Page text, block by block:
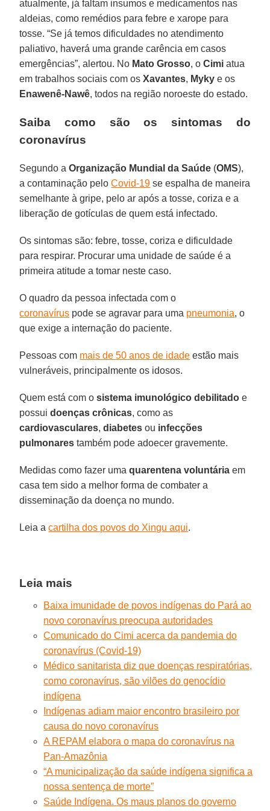
atualmente, já faltam insumos e medicamentos nas
aldeias, como remédios para febre e xarope para
tosse. “Se já temos dificuldades no atendimento
paliativo, haverá uma grande carência em casos
emergências”, alertou. No Mato Grosso, oCimi atua
em trabalhos sociais com osXavantes, Myky e os
Enawenê-Nawê, todos na região noroeste do estado.
Saiba como são os sintomas do
coronavírus
Segundo aOrganização Mundial da Saúde (OMS),
a contaminação peloCovid-19 se espalha de maneira
semelhante à gripe, pelo ar após a tosse, coriza e a
liberação de gotículas de quem está infectado.
Os sintomas são: febre, tosse, coriza e dificuldade
para respirar. Procurar uma unidade de saúde é a
primeira atitude a tomar neste caso.
O quadro da pessoa infectada com o
coronavírus pode se agravar para uma pneumonia, o
que exige a internação do paciente.
Pessoas com mais de 50 anos de idade estão mais
vulneráveis, principalmente os idosos.
Quem está com o sistema imunológico debilitado e
possuidoenças crônicas, como as
cardiovasculares,diabetes ou infecções
pulmonares também pode adoecer gravemente.
Medidas como fazer umaquarentena voluntária em
casa tem sido a melhor forma de combater a
disseminação da doença no mundo.
Leia acartilha dos povos do Xingu aqui.
Leia mais
Baixa imunidade de povos indígenas do Pará ao
novo coronavírus preocupa autoridades
Comunicado do Cimi acerca da pandemia do
coronavírus (Covid-19)
Médico sanitarista diz que doenças respiratórias,
como coronavírus, são vilões do genocídio
indígena
Indígenas adiam maior encontro brasileiro por
causa do novo coronavírus
A REPAM elabora o mapa do coronavírus na
Pan-Amazônia
“A municipalização da saúde indígena significa a
nossa sentença de morte”
Saúde Indígena. Os maus planos do governo